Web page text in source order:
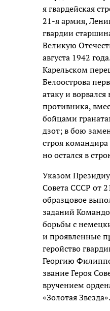
я гвардейская
21-я армия,
гвардии
Великую
августа 1942
Карельском
Белоострова
атаку и
противника,
бойцами
дзот; в бою
строя
но остался в
Указом
Совета СССР от
образцовое
заданий
борьбы с
и проявленные
геройство
Георгию
звание Героя
вручением
«Золотая Звезда».